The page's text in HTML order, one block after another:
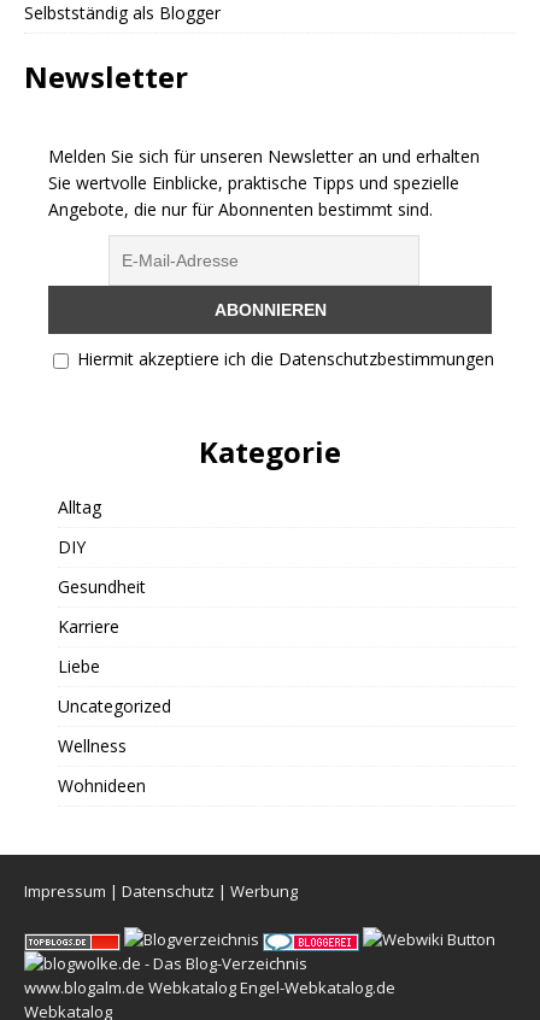
Selbstständig als Blogger
Newsletter
Melden Sie sich für unseren Newsletter an und erhalten
Sie wertvolle Einblicke, praktische Tipps und spezielle
Angebote, die nur für Abonnenten bestimmt sind.
Hiermit akzeptiere ich die Datenschutzbestimmungen
Kategorie
Alltag
DIY
Gesundheit
Karriere
Liebe
Uncategorized
Wellness
Wohnideen
Impressum | Datenschutz | Werbung
www.blogalm.de WebkatalogEngel-Webkatalog.de
Webkatalog